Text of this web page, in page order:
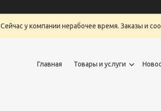
Сейчас у компании нерабочее время. Заказы и
Главная Товары и услуги